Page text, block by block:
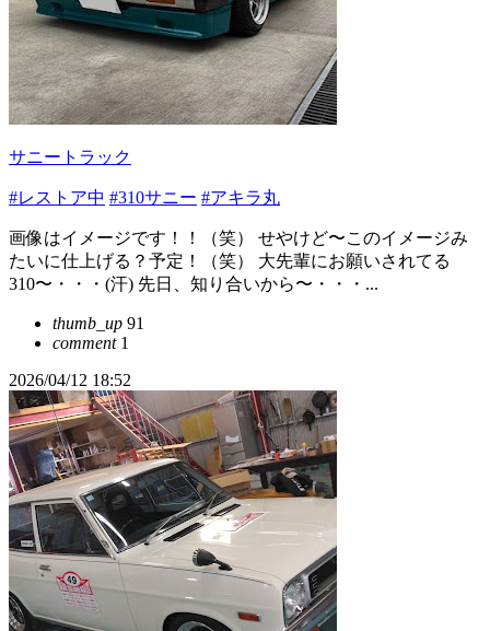
サニートラック
#レストア中 #310サニー #アキラ丸
画像はイメージです！！（笑） せやけど〜このイメージみ
たいに仕上げる？予定！（笑） 大先輩にお願いされてる
310〜・・・(汗) 先日、知り合いから〜・・・...
thumb_up 91
comment1
2026/04/12 18:52